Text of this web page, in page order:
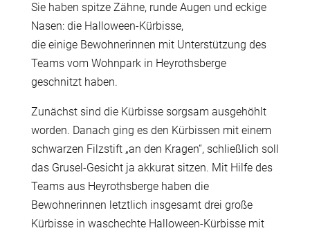
Sie haben spitze Zähne, runde Augen und eckige
Nasen: die Halloween-Kürbisse,
die einige Bewohnerinnen mit Unterstützung des
Teams vom Wohnpark in Heyrothsberge
geschnitzt haben.
Zunächst sind die Kürbisse sorgsam ausgehöhlt
worden. Danach ging es den Kürbissen mit einem
schwarzen Filzstift „an den Kragen“, schließlich soll
das Grusel-Gesicht ja akkurat sitzen. Mit Hilfe des
Teams aus Heyrothsberge haben die
Bewohnerinnen letztlich insgesamt drei große
Kürbisse in waschechte Halloween-Kürbisse mit